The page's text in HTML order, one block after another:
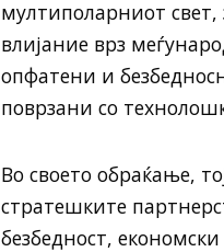
мултиполарниот
влијание врз
опфатени и
поврзани со
Во своето обраќање,
стратешките
безбедност,